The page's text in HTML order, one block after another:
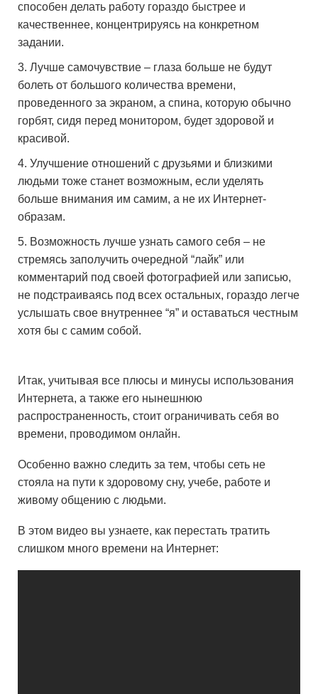
способен делать работу гораздо быстрее и
качественнее, концентрируясь на конкретном
задании.
Лучше самочувствие – глаза больше не будут
болеть от большого количества времени,
проведенного за экраном, а спина, которую обычно
горбят, сидя перед монитором, будет здоровой и
красивой.
Улучшение отношений с друзьями и близкими
людьми тоже станет возможным, если уделять
больше внимания им самим, а не их Интернет-
образам.
Возможность лучше узнать самого себя – не
стремясь заполучить очередной “лайк” или
комментарий под своей фотографией или записью,
не подстраиваясь под всех остальных, гораздо легче
услышать свое внутреннее “я” и оставаться честным
хотя бы с самим собой.
Итак, учитывая все плюсы и минусы использования
Интернета, а также его нынешнюю
распространенность, стоит ограничивать себя во
времени, проводимом онлайн.
Особенно важно следить за тем, чтобы сеть не
стояла на пути к здоровому сну, учебе, работе и
живому общению с людьми.
В этом видео вы узнаете, как перестать тратить
слишком много времени на Интернет: